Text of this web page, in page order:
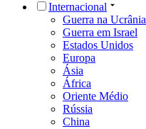
Internacional
Guerra na Ucrânia
Guerra em Israel
Estados Unidos
Europa
Ásia
África
Oriente Médio
Rússia
China